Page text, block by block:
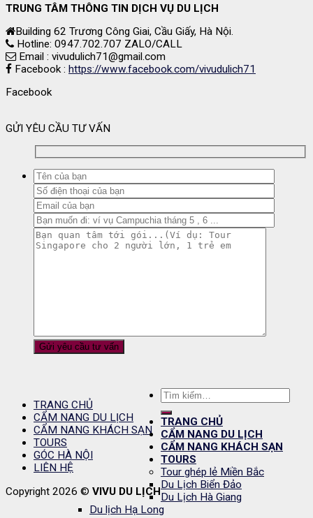
TRUNG TÂM THÔNG TIN DỊCH VỤ DU LỊCH
Building 62 Trương Công Giai, Cầu Giấy, Hà Nội.
Hotline: 0947.702.707 ZALO/CALL
Email : vivudulich71@gmail.com
Facebook : https://www.facebook.com/vivudulich71
Facebook
GỬI YÊU CẦU TƯ VẤN
TRANG CHỦ
CẨM NANG DU LỊCH
CẨM NANG KHÁCH SẠN
TOURS
GÓC HÀ NỘI
LIÊN HỆ
Copyright 2026 © VIVU DU LỊCH
Tìm
kiếm:
TRANG CHỦ
CẨM NANG DU LỊCH
CẨM NANG KHÁCH SẠN
TOURS
Tour ghép lẻ Miền Bắc
Du Lịch Biển Đảo
Du Lịch Hà Giang
Du lịch Hạ Long